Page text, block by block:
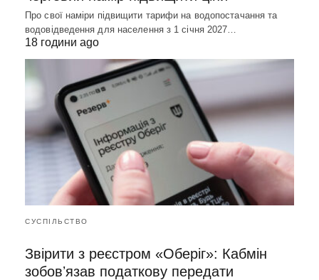
Про свої наміри підвищити тарифи на водопостачання та
водовідведення для населення з 1 січня 2027…
18 години ago
СУСПІЛЬСТВО
Звірити з реєстром «Оберіг»: Кабмін
зобовʼязав податкову передати